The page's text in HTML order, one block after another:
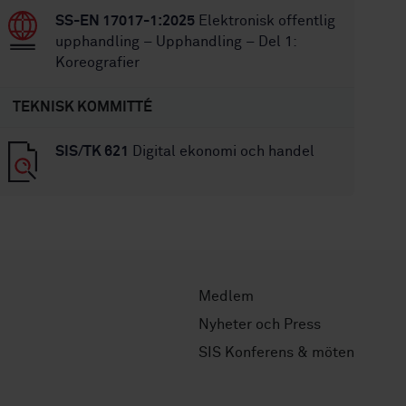
SS-EN 17017-1:2025 Elektronisk offentlig
upphandling – Upphandling – Del 1:
Koreografier
TEKNISK KOMMITTÉ
SIS/TK 621 Digital ekonomi och handel
Medlem
Nyheter och Press
SIS Konferens & möten